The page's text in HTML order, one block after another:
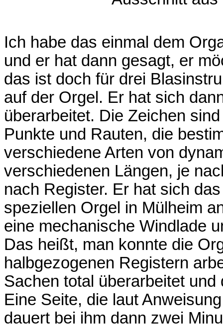
Ich habe das einmal dem
und er hat dann gesagt, er
das ist doch für drei
auf der Orgel. Er hat sich
überarbeitet. Die Zeichen
Punkte und Rauten, die
verschiedene Arten von
verschiedenen Längen, je
nach Register. Er hat sich
speziellen Orgel in Mülheim
eine mechanische Windlade
Das heißt, man konnte die
halbgezogenen Registern
Sachen total überarbeitet
Eine Seite, die laut
dauert bei ihm dann zwei